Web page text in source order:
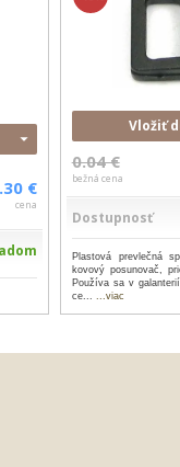
€
cena
Vložiť
0.04 €
bežná cena
Dostupnosť
Plastová prevlečná
kovový posunovač,
Používa sa v
ce... ...viac